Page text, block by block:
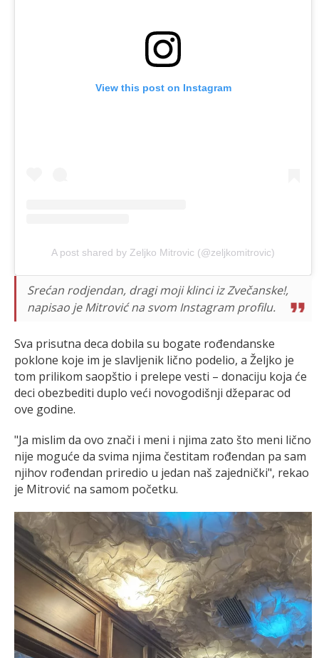
View this post on Instagram
A post shared by Zeljko Mitrovic (@zeljkomitrovic)
Srećan rodjendan, dragi moji klinci iz Zvečanske!,
napisao je Mitrović na svom Instagram profilu.
Sva prisutna deca dobila su bogate rođendanske
poklone koje im je slavljenik lično podelio, a Željko je
tom prilikom saopštio i prelepe vesti – donaciju koja će
deci obezbediti duplo veći novogodišnji džeparac od
ove godine.
"Ja mislim da ovo znači i meni i njima zato što meni lično
nije moguće da svima njima čestitam rođendan pa sam
njihov rođendan priredio u jedan naš zajednički", rekao
je Mitrović na samom početku.